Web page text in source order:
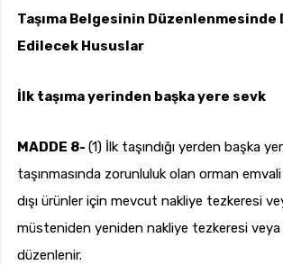
Taşıma Belgesinin Düzenlenmesinde
Edilecek Hususlar
İlk taşıma yerinden başka yere sevk
MADDE 8- (1) İlk taşındığı yerden başka
taşınmasında zorunluluk olan orman
dışı ürünler için mevcut nakliye tezkeresi
müsteniden yeniden nakliye tezkeresi veya
düzenlenir.